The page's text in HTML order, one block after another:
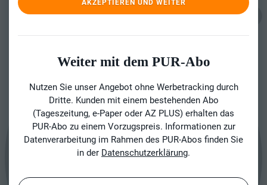
AKZEPTIEREN UND WEITER
Weiter mit dem PUR-Abo
Nutzen Sie unser Angebot ohne Werbetracking durch
Dritte. Kunden mit einem bestehenden Abo
(Tageszeitung, e-Paper oder AZ PLUS) erhalten das
PUR-Abo zu einem Vorzugspreis. Informationen zur
Datenverarbeitung im Rahmen des PUR-Abos finden Sie
in der Datenschutzerklärung.